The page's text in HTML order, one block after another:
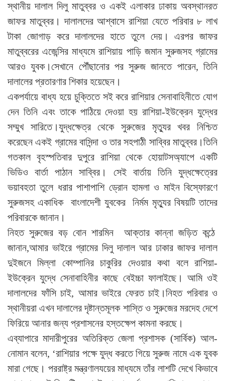
স্থানীয় দালাল দিলু মাতুব্বর ও একই এলাকার ঢাকায় অবস্থানরত
জাফর মাতুব্বর। দালালদের আশ্বাসে রাশিয়া যেতে পরিবার ৮ লাখ
টাকা জোগাড় করে দালালদের হাতে তুলে দেয়। এরপর জাফর
মাতুব্বরের এজেন্সির মাধ্যমে রাশিয়ায় পাড়ি জমান সুরুজসহ গ্রামের
আরও যুবক।সেখানে পৌঁছানোর পর সুরুজ জানতে পারেন, তিনি
দালালের প্রতারণার শিকার হয়েছেন।
একপর্যায়ে বাধ্য হয়ে চুক্তিতে সই করে রাশিয়ার সেনাবাহিনীতে যোগ
দেন তিনি এবং তাকে পাঠিয়ে দেওয়া হয় রাশিয়া-ইউক্রেন যুদ্ধের
সম্মুখ সারিতে।যুদ্ধক্ষেত্র থেকে সুরুজের মৃত্যুর খবর নিশ্চিত
করেছেন একই গ্রামের বাসিন্দা ও তার সহপাঠী সাব্বির মাতুব্বর।তিনি
গতকাল বৃহস্পতিবার দুপুরে রাশিয়া থেকে হোয়াটসঅ্যাপে একটি
ভিডিও বার্তা পাঠান সাব্বির। সেই বার্তায় তিনি যুদ্ধক্ষেত্রের
ভয়াবহতা তুলে ধরার পাশাপাশি ড্রোন হামলা ও মাইন বিস্ফোরণে
সুরুজসহ একাধিক বাংলাদেশী যুবকের নির্মম মৃত্যুর বিষয়টি তাদের
পরিবারকে জানান।
নিহত সুরুজের বড় বোন শারমিন আক্তার কান্না জড়িত কন্ঠে
জানান,আমার ভাইরে গ্রামের দিলু দালাল আর ঢাকার জাফর দালাল
দুইজনে মিল্লা কোম্পানির চাকুরির দেওয়ার কথা বলে রাশিয়া-
ইউক্রেন যুদ্ধে সেনাবাহিনীর কাছে বেইচ্চা ফালাইছে। আমি ওই
দালালদের ফাঁসি চাই, আমার ভাইরে ফেরত চাই।নিহত পরিবার ও
স্থানীয়রা এখন দালালের দৃষ্টান্তমূলক শাস্তি ও সুরুজের মরদেহ দেশে
ফিরিয়ে আনার জন্য প্রশাসনের হস্তক্ষেপ কামনা করছে।
এব্যাপারে মাদারীপুরের অতিরিক্ত জেলা প্রশাসক (সার্বিক) আল-
নোমান বলেন, ‘রাশিয়ার পক্ষে যুদ্ধ করতে গিয়ে সুরুজ নামে এক যুবক
মারা গেছে। পররাষ্ট্র মন্ত্রণালযয়ের মাধ্যমে তাঁর লাশটি দেখে কিভাবে